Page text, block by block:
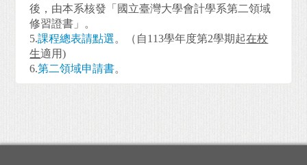
後，由本系核發「國立臺灣大學會計學系第二領域
修習證書」。
5.課程總表請點選。（自113學年度第2學期起在校
生適用)
6.第二領域申請書。